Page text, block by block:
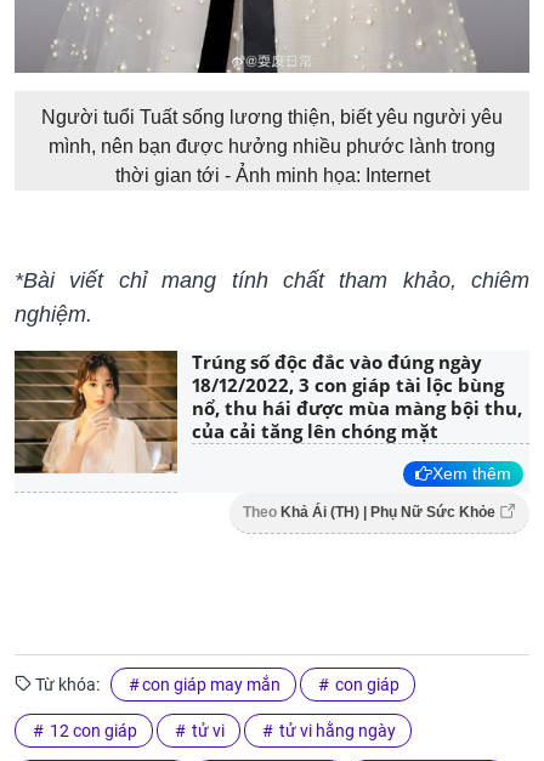
Người tuổi Tuất sống lương thiện, biết yêu người yêu
mình, nên bạn được hưởng nhiều phước lành trong
thời gian tới - Ảnh minh họa: Internet
*Bài viết chỉ mang tính chất tham khảo, chiêm
nghiệm.
Trúng số độc đắc vào đúng ngày
18/12/2022, 3 con giáp tài lộc bùng
nổ, thu hái được mùa màng bội thu,
của cải tăng lên chóng mặt
Xem thêm
Theo Khả Ái (TH) | Phụ Nữ Sức Khỏe
Từ khóa: con giáp may mắn con giáp
12 con giáp tử vi tử vi hằng ngày